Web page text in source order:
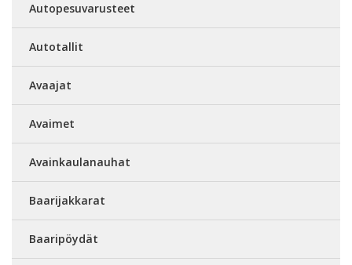
Autopesuvarusteet
Autotallit
Avaajat
Avaimet
Avainkaulanauhat
Baarijakkarat
Baaripöydät